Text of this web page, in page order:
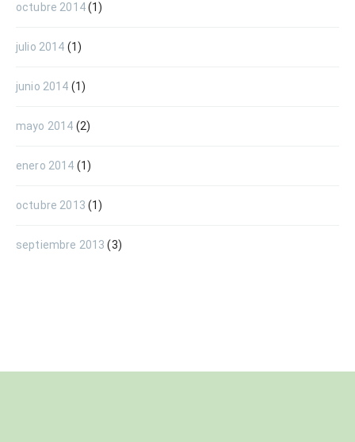
octubre 2014(1)
julio 2014 (1)
junio 2014 (1)
mayo 2014 (2)
enero 2014 (1)
octubre 2013 (1)
septiembre 2013 (3)